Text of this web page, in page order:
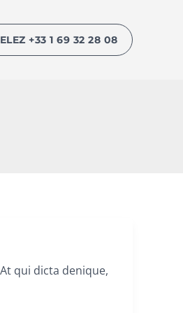
+33 1 69 32 28 08
qui dicta denique,